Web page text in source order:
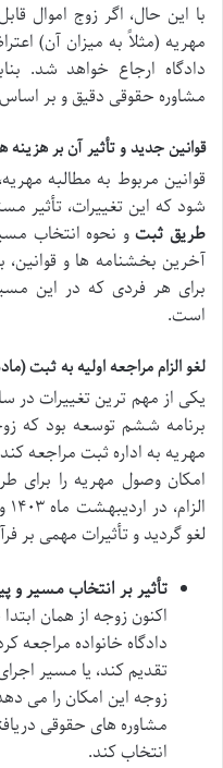
با این حال، اگر زوج اموال
مهریه (مثلاً به میزان آن)
دادگاه ارجاع خواهد شد.
مشاوره حقوقی دقیق و بر
قوانین جدید و تأثیر آن بر هزینه ها (به
قوانین مربوط به مطالبه
شود که این تغییرات، تأثیر
طریق ثبتو نحوه انتخاب
برای هر فردی که در این
است.
لغو الزام مراجعه اولیه به ثبت (ماده ۱۱۳ قانون برنامه هفتم
برنامه ششم توسعه بود که
مهریه به اداره ثبت مراجعه
امکان وصول مهریه را برای
لغو گردید و تأثیرات مهمی بر
تأثیر بر انتخاب مسیر و
اکنون زوجه از همان
دادگاه خانواده مراجعه
تقدیم کند، یا مسیر
زوجه این امکان را می
مشاوره های حقوقی
انتخاب کند.